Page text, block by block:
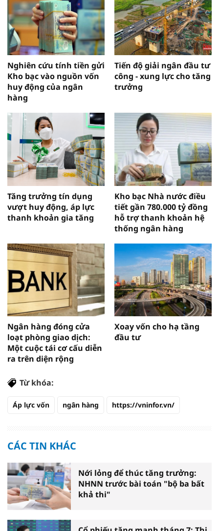
Nghiên cứu tính tiền gửi
Kho bạc vào nguồn vốn
huy động của ngân
hàng
Tiến độ giải ngân đầu tư
công - xung lực cho tăng
trưởng
Tăng trưởng tín dụng
vượt huy động, áp lực
thanh khoản gia tăng
Kho bạc Nhà nước điều
tiết gần 780.000 tỷ đồng
hỗ trợ thanh khoản hệ
thống ngân hàng
Ngân hàng đóng cửa
loạt phòng giao dịch:
Một cuộc tái cơ cấu diễn
ra trên diện rộng
Xoay vốn cho hạ tầng
đầu tư
Từ khóa:
Áp lực vốn ngân hàng https://vninfor.vn/
CÁC TIN KHÁC
Nới lỏng để thúc tăng trưởng:
NHNN trước bài toán "bộ ba bất
khả thi"